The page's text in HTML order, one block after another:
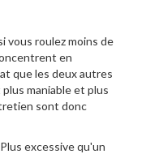
vous roulez moins de
en
que les deux autres
maniable et plus
sont donc
excessive qu'un